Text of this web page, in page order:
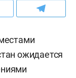
ожидается